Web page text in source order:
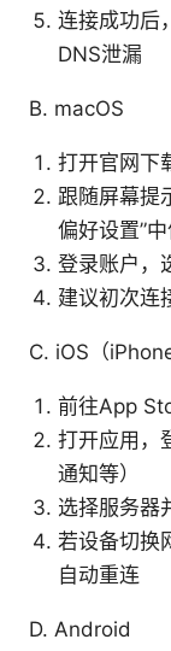
连接成功后
DNS泄漏
B. macOS
打开官网下
跟随屏幕提
偏好设置”
登录账户，
建议初次连
C. iOS（
前往App
打开应用，
通知等）
选择服务器
若设备切换
自动重连
D. Android